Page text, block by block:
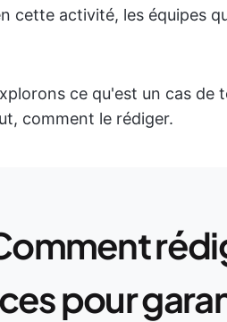
cette activité, les équipes
ce qu'est un cas de
comment le rédiger.
pour